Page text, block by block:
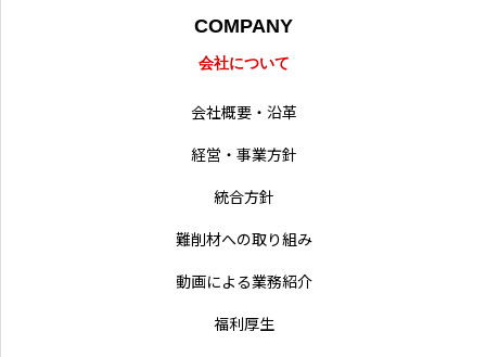
COMPANY
会社について
会社概要・沿革
経営・事業方針
統合方針
難削材への取り組み
動画による業務紹介
福利厚生